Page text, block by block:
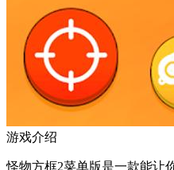
游戏介绍
怪物方框2菜单版是一款能让